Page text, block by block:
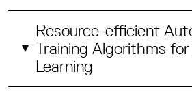
Resource-efficient
Training Algorithms
Learning